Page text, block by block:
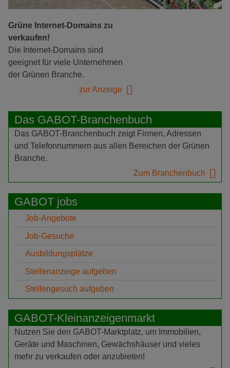
Grüne Internet-Domains zu
verkaufen!
Die Internet-Domains sind
geeignet für viele Unternehmen
der Grünen Branche.
zur Anzeige
Das GABOT-Branchenbuch
Das GABOT-Branchenbuch zeigt Firmen, Adressen
und Telefonnummern aus allen Bereichen der Grünen
Branche.
Zum Branchenbuch
GABOT jobs
Job-Angebote
Job-Gesuche
Ausbildungsplätze
Stellenanzeige aufgeben
Stellengesuch aufgeben
GABOT-Kleinanzeigenmarkt
Nutzen Sie den GABOT-Marktplatz, um Immobilien,
Geräte und Maschinen, Gewächshäuser und vieles
mehr zu verkaufen oder anzubieten!